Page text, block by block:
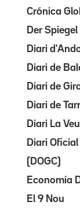
Crónica
Der Spiegel
Diari
Diari de
Diari de
Diari de
Diari La Veu
Diari
(DOGC)
Economía
El 9 Nou